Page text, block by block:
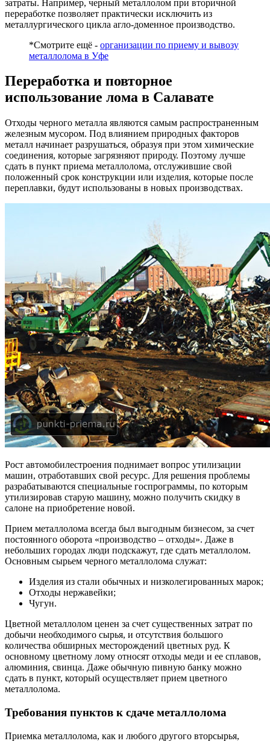
затраты. Например, черный металлолом при вторичной
переработке позволяет практически исключить из
металлургического цикла агло-доменное производство.
*Смотрите ещё - организации по приему и вывозу
металлолома в Уфе
Переработка и повторное
использование лома в Салавате
Отходы черного металла являются самым распространенным
железным мусором. Под влиянием природных факторов
металл начинает разрушаться, образуя при этом химические
соединения, которые загрязняют природу. Поэтому лучше
сдать в пункт приема металлолома, отслужившие свой
положенный срок конструкции или изделия, которые после
переплавки, будут использованы в новых производствах.
Рост автомобилестроения поднимает вопрос утилизации
машин, отработавших свой ресурс. Для решения проблемы
разрабатываются специальные госпрограммы, по которым
утилизировав старую машину, можно получить скидку в
салоне на приобретение новой.
Прием металлолома всегда был выгодным бизнесом, за счет
постоянного оборота «производство – отходы». Даже в
небольших городах люди подскажут, где сдать металлолом.
Основным сырьем черного металлолома служат:
Изделия из стали обычных и низколегированных марок;
Отходы нержавейки;
Чугун.
Цветной металлолом ценен за счет существенных затрат по
добычи необходимого сырья, и отсутствия большого
количества обширных месторождений цветных руд. К
основному цветному лому относят отходы меди и ее сплавов,
алюминия, свинца. Даже обычную пивную банку можно
сдать в пункт, который осуществляет прием цветного
металлолома.
Требования пунктов к сдаче металлолома
Приемка металлолома, как и любого другого вторсырья,